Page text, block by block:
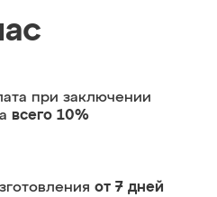
при заключении
всего 10%
от 7 дней